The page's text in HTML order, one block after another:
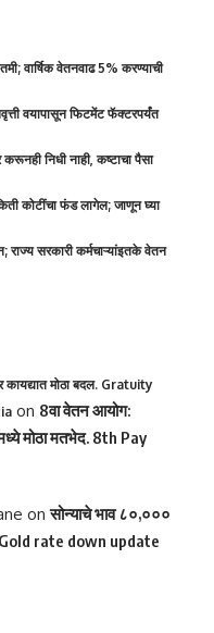
वार्षिक वेतनवाढ 5% करण्याची
वयापासून फिटमेंट फॅक्टरपर्यंत
निधी नाही, कष्टाचा पैसा
कोटींचा फंड लागेल; जाणून घ्या
राज्य सरकारी कर्मचाऱ्यांइतके वेतन
कायद्यात मोठा बदल. Gratuity
on 8वा वेतन आयोग:
मोठा मतभेद. 8th Pay
onसोन्याचे भाव ८०,०००
Gold rate down update